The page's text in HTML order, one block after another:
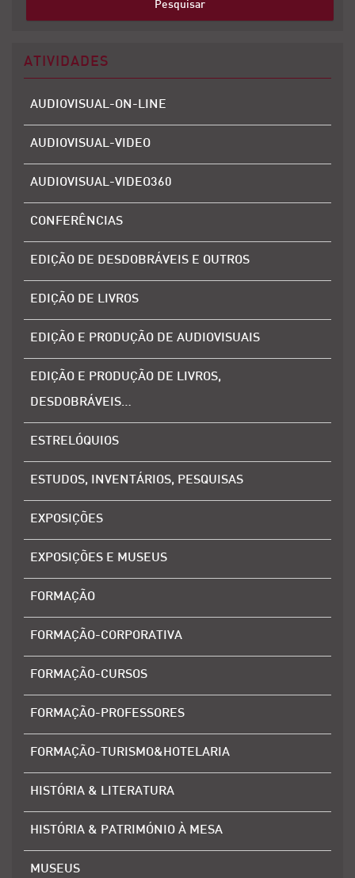
ATIVIDADES
AUDIOVISUAL-ON-LINE
AUDIOVISUAL-VIDEO
AUDIOVISUAL-VIDEO360
CONFERÊNCIAS
EDIÇÃO DE DESDOBRÁVEIS E OUTROS
EDIÇÃO DE LIVROS
EDIÇÃO E PRODUÇÃO DE AUDIOVISUAIS
EDIÇÃO E PRODUÇÃO DE LIVROS,
DESDOBRÁVEIS…
ESTRELÓQUIOS
ESTUDOS, INVENTÁRIOS, PESQUISAS
EXPOSIÇÕES
EXPOSIÇÕES E MUSEUS
FORMAÇÃO
FORMAÇÃO-CORPORATIVA
FORMAÇÃO-CURSOS
FORMAÇÃO-PROFESSORES
FORMAÇÃO-TURISMO&HOTELARIA
HISTÓRIA & LITERATURA
HISTÓRIA & PATRIMÓNIO À MESA
MUSEUS